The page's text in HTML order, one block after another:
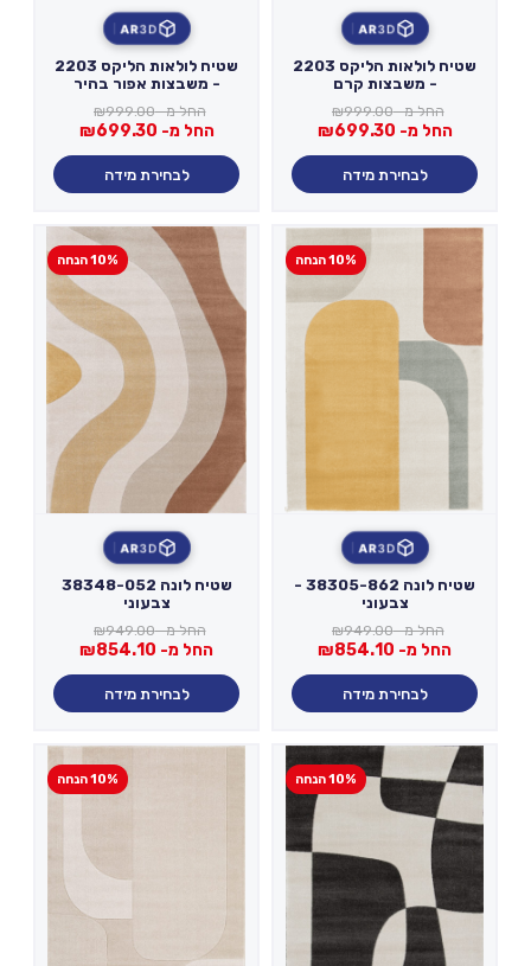
3D
AR
שטיח לולאות הליקס 2203
- משבצות קרם
החל מ- ₪999.00
החל מ- ₪699.30
לבחירת מידה
3D
AR
שטיח לולאות הליקס 2203
- משבצות אפור בהיר
החל מ- ₪999.00
החל מ- ₪699.30
לבחירת מידה
10% הנחה
3D
AR
שטיח לונה 38305-862 -
צבעוני
החל מ- ₪949.00
החל מ- ₪854.10
לבחירת מידה
10% הנחה
3D
AR
שטיח לונה 38348-052
צבעוני
החל מ- ₪949.00
החל מ- ₪854.10
לבחירת מידה
10% הנחה 10% הנחה